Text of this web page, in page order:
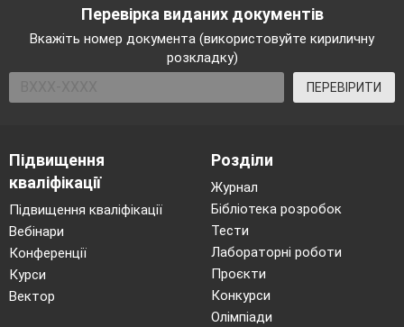
Перевірка виданих документів
Вкажіть номер документа (використовуйте кириличну
розкладку)
ПЕРЕВІРИТИ
Підвищення
кваліфікації
Підвищення кваліфікації
Вебінари
Конференції
Курси
Вектор
Розділи
Журнал
Бібліотека розробок
Тести
Лабораторні роботи
Проєкти
Конкурси
Олімпіади